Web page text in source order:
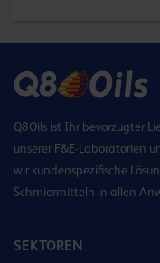
Q8Oils ist Ihr bevorzugter
unserer F&E-Laboratorien
wir kundenspezifische
Schmiermitteln in allen
SEKTOREN